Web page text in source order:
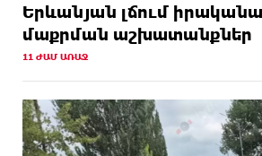
Երևանյան լճում
մաքրման աշխատանքներ
11 ԺԱՄ ԱՌԱՋ